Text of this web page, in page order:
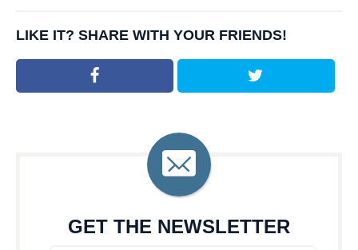
LIKE IT? SHARE WITH YOUR FRIENDS!
GET THE NEWSLETTER